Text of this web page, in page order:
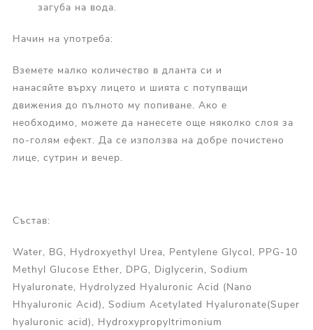
загуба на вода.
Начин на употреба:
Вземете малко количество в дланта си и
нанасяйте върху лицето и шията с потупващи
движения до пълното му попиване. Ако е
необходимо, можете да нанесете още няколко слоя за
по-голям ефект. Да се използва на добре почистено
лице, сутрин и вечер.
Състав:
Water, BG, Hydroxyethyl Urea, Pentylene Glycol, PPG-10
Methyl Glucose Ether, DPG, Diglycerin, Sodium
Hyaluronate, Hydrolyzed Hyaluronic Acid (Nano
Hhyaluronic Acid), Sodium Acetylated Hyaluronate(Super
hyaluronic acid), Hydroxypropyltrimonium